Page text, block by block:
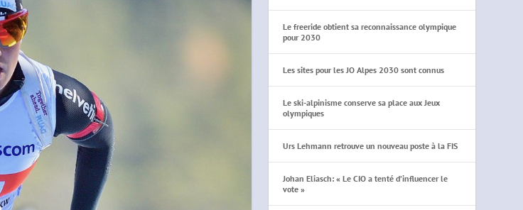
Le freeride obtient sa reconnaissance olympique
pour 2030
Les sites pour les JO Alpes 2030 sont connus
Le ski-alpinisme conserve sa place aux Jeux
olympiques
Urs Lehmann retrouve un nouveau poste à la FIS
Johan Eliasch: « Le CIO a tenté d’influencer le
vote »